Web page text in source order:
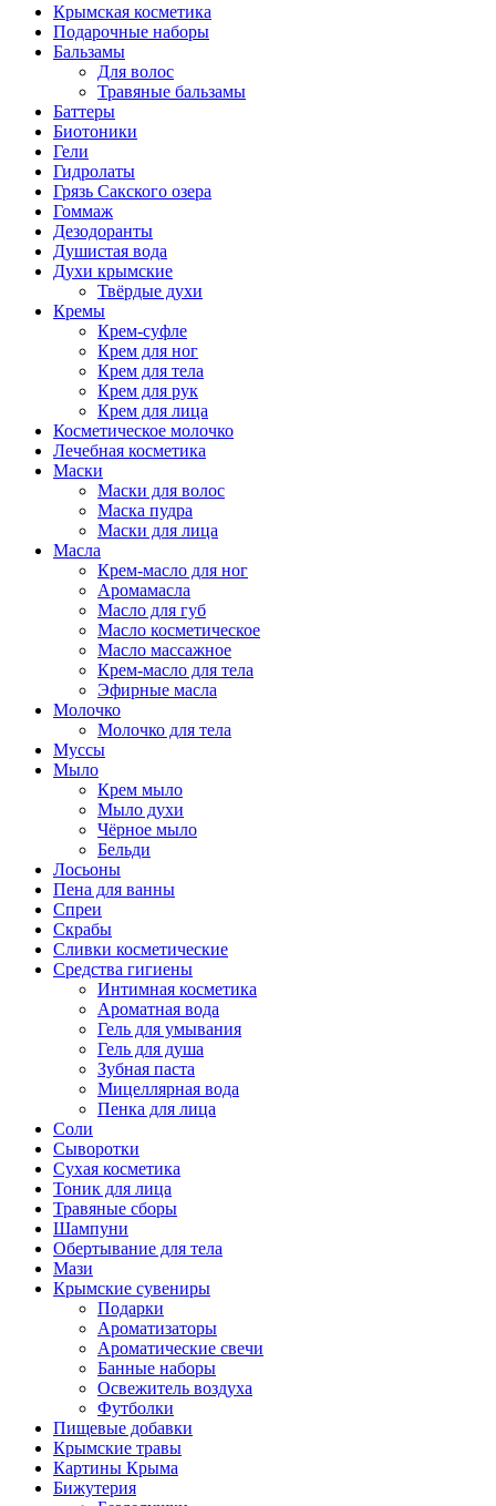
Крымская косметика
Подарочные наборы
Бальзамы
Для волос
Травяные бальзамы
Баттеры
Биотоники
Гели
Гидролаты
Грязь Сакского озера
Гоммаж
Дезодоранты
Душистая вода
Духи крымские
Твёрдые духи
Кремы
Крем-суфле
Крем для ног
Крем для тела
Крем для рук
Крем для лица
Косметическое молочко
Лечебная косметика
Маски
Маски для волос
Маска пудра
Маски для лица
Масла
Крем-масло для ног
Аромамасла
Масло для губ
Масло косметическое
Масло массажное
Крем-масло для тела
Эфирные масла
Молочко
Молочко для тела
Муссы
Мыло
Крем мыло
Мыло духи
Чёрное мыло
Бельди
Лосьоны
Пена для ванны
Спреи
Скрабы
Сливки косметические
Средства гигиены
Интимная косметика
Ароматная вода
Гель для умывания
Гель для душа
Зубная паста
Мицеллярная вода
Пенка для лица
Соли
Сыворотки
Сухая косметика
Тоник для лица
Травяные сборы
Шампуни
Обертывание для тела
Мази
Крымские сувениры
Подарки
Ароматизаторы
Ароматические свечи
Банные наборы
Освежитель воздуха
Футболки
Пищевые добавки
Крымские травы
Картины Крыма
Бижутерия